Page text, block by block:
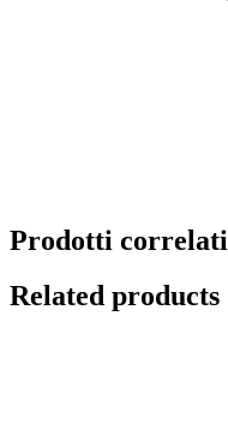
Prodotti correlati
Related products